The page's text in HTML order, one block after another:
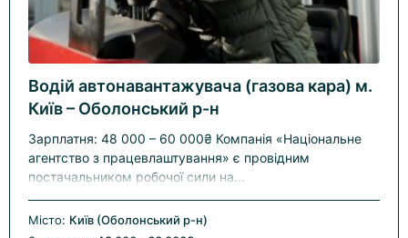
Водій автонавантажувача (газова кара) м.
Київ – Оболонський р-н
Зарплатня: 48 000 – 60 000₴ Компанія «Національне
агентство з працевлаштування» є провідним
постачальником робочої сили на...
Місто: Київ (Оболонський р-н)